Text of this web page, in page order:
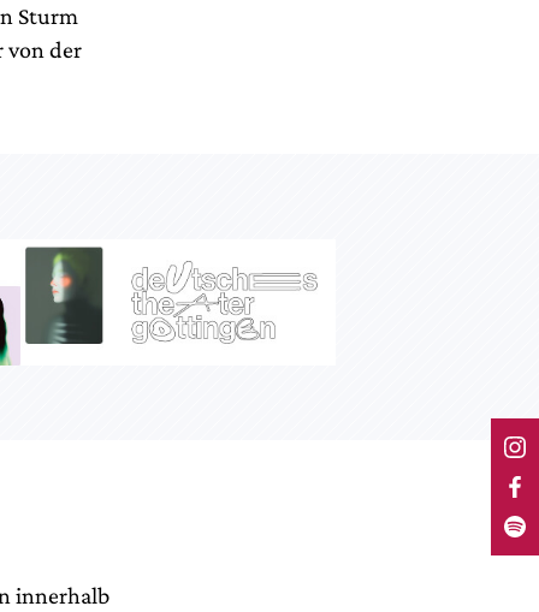
Sturm
von der
innerhalb